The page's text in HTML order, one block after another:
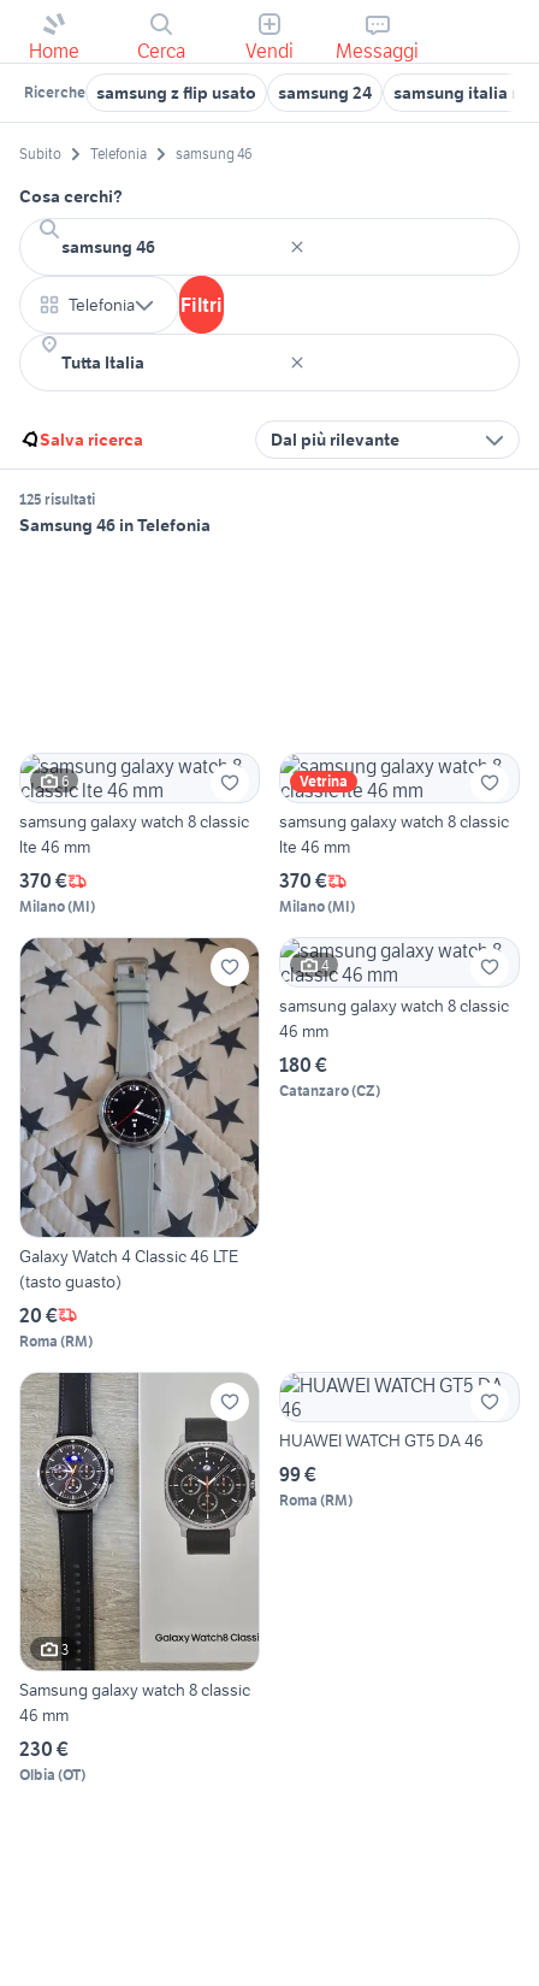
Home Cerca Vendi Messaggi
Ricerche samsung z flip usato samsung 24 samsung italia
Subito Telefonia samsung 46
Cosa cerchi?
Telefonia Filtri
Salva ricerca Dal più rilevante
125 risultati
Samsung 46 in Telefonia
6
samsung galaxy watch 8 classic
lte 46 mm
370 €
Milano(MI)
Vetrina
samsung galaxy watch 8 classic
lte 46 mm
370 €
Milano(MI)
Galaxy Watch 4 Classic 46 LTE
(tasto guasto)
20 €
Roma (RM)
4
samsung galaxy watch 8 classic
46 mm
180 €
Catanzaro(CZ)
3
Samsung galaxy watch 8 classic
46 mm
230 €
Olbia (OT)
HUAWEI WATCH GT5 DA 46
99 €
Roma (RM)